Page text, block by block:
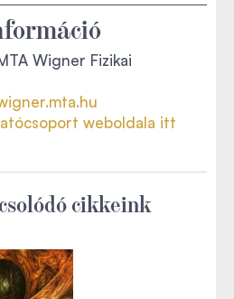
Wigner Fizikai
weboldala itt
cikkeink